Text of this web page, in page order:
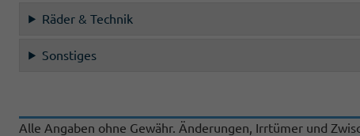
Räder & Technik
Sonstiges
Alle Angaben ohne Gewähr. Änderungen, Irrtümer und